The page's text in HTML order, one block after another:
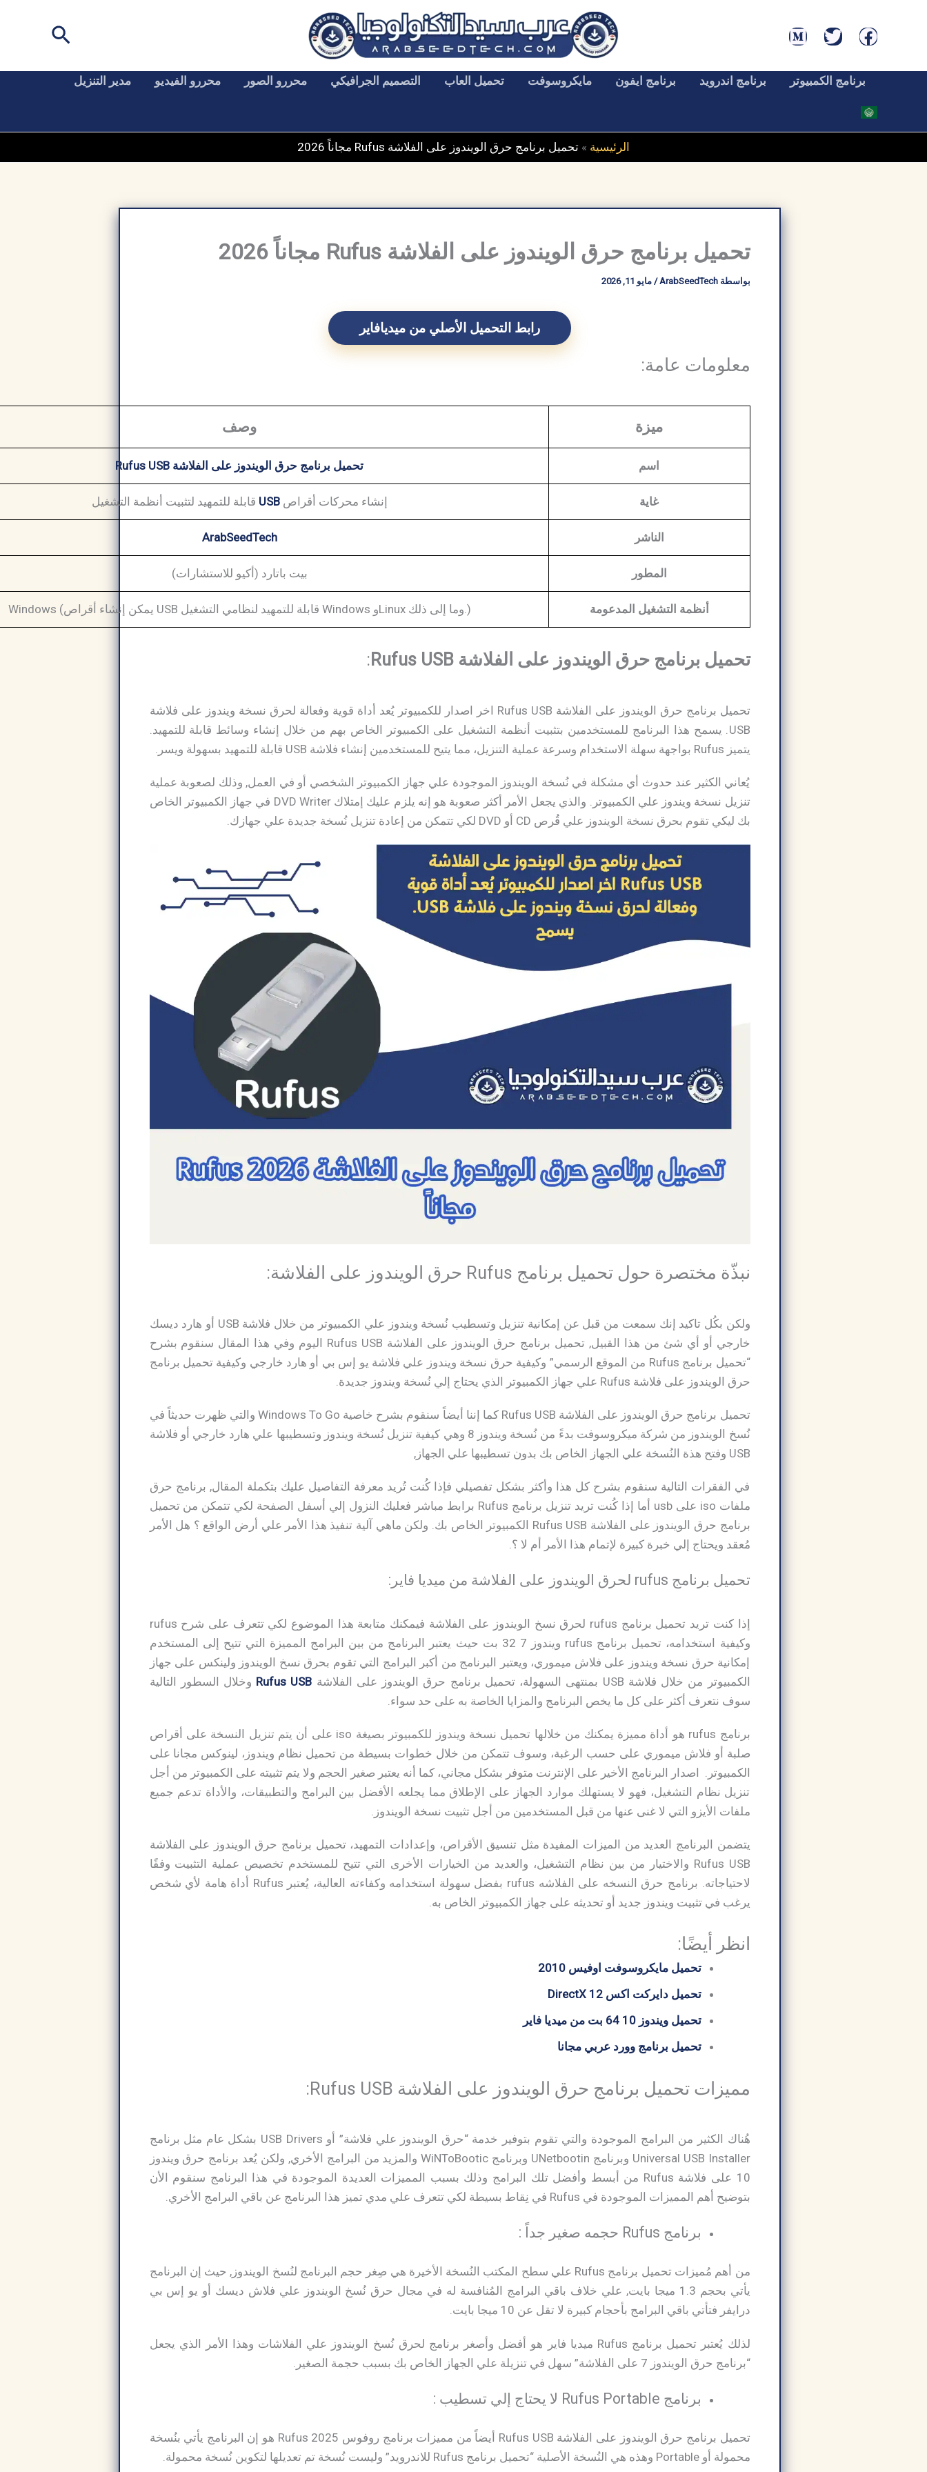
البحث
برنامج الكمبيوتر برنامج اندرويد برنامج ايفون مايكروسوفت تحميل العاب التصميم الجرافيكي محررو الصور محررو الفيديو مدير التنزيل
الرئيسية » تحميل برنامج حرق الويندوز على الفلاشة Rufus مجاناً 2026
تحميل برنامج حرق الويندوز على الفلاشة Rufus مجاناً 2026
بواسطة ArabSeedTech
/مايو 11, 2026
رابط التحميل الأصلي من ميديافاير
معلومات عامة:
ميزة وصف
اسم تحميل برنامج حرق الويندوز على الفلاشة Rufus USB
غاية إنشاء محركات أقراصUSB قابلة للتمهيد لتثبيت أنظمة التشغيل
الناشر ArabSeedTech
المطور بيت باتارد (أكيو للاستشارات)
أنظمة التشغيل المدعومة Windows (يمكن إنشاء أقراص USB قابلة للتمهيد لنظامي التشغيل Windows وLinux وما إلى ذلك.)
تحميل برنامج حرق الويندوز على الفلاشة Rufus USB :
تحميل برنامج حرق الويندوز على الفلاشة Rufus USB اخر اصدار للكمبيوتر يُعد أداة قوية وفعالة لحرق نسخة ويندوز على فلاشة
USB. يسمح هذا البرنامج للمستخدمين بتثبيت أنظمة التشغيل على الكمبيوتر الخاص بهم من خلال إنشاء وسائط قابلة للتمهيد.
يتميز Rufus بواجهة سهلة الاستخدام وسرعة عملية التنزيل، مما يتيح للمستخدمين إنشاء فلاشة USB قابلة للتمهيد بسهولة ويسر.
يُعاني الكثير عند حدوث أي مشكلة في نُسخة الويندوز الموجودة علي جهاز الكمبيوتر الشخصي أو في العمل, وذلك لصعوبة عملية
تنزيل نسخة ويندوز علي الكمبيوتر. والذي يجعل الأمر أكثر صعوبة هو إنه يلزم عليك إمتلاك DVD Writer في جهاز الكمبيوتر الخاص
بك ليكي تقوم بحرق نسخة الويندوز علي قُرص CD أو DVD لكي تتمكن من إعادة تنزيل نُسخة جديدة علي جهازك.
نبذّة مختصرة حول تحميل برنامج Rufus حرق الويندوز على الفلاشة:
ولكن بكُل تاكيد إنك سمعت من قبل عن إمكانية تنزيل وتسطيب نُسخة ويندوز علي الكمبيوتر من خلال فلاشة USB أو هارد ديسك
خارجي أو أي شئ من هذا القبيل, تحميل برنامج حرق الويندوز على الفلاشة Rufus USB اليوم وفي هذا المقال سنقوم بشرح
“تحميل برنامج Rufus من الموقع الرسمي” وكيفية حرق نسخة ويندوز علي فلاشة يو إس بي أو هارد خارجي وكيفية تحميل برنامج
حرق الويندوز على فلاشة Rufus علي جهاز الكمبيوتر الذي يحتاج إلي نُسخة ويندوز جديدة.
تحميل برنامج حرق الويندوز على الفلاشة Rufus USB كما إننا أيضاً سنقوم بشرح خاصية Windows To Go والتي ظهرت حديثاً في
نُسخ الويندوز من شركة ميكروسوفت بدءً من نُسخة ويندوز 8 وهي كيفية تنزيل نُسخة ويندوز وتسطيبها علي هارد خارجي أو فلاشة
USB وفتح هذة النُسخة علي الجهاز الخاص بك بدون تسطيبها علي الجهاز,
في الفقرات التالية سنقوم بشرح كل هذا وأكثر بشكل تفصيلي فإذا كُنت تُريد معرفة التفاصيل عليك بتكملة المقال, برنامج حرق
ملفات iso على usb أما إذا كُنت تريد تنزيل برنامج Rufus برابط مباشر فعليك النزول إلي أسفل الصفحة لكي تتمكن من تحميل
برنامج حرق الويندوز على الفلاشة Rufus USB الكمبيوتر الخاص بك. ولكن ماهي آلية تنفيذ هذا الأمر علي أرض الواقع ؟ هل الأمر
مُعقد ويحتاج إلي خبرة كبيرة لإتمام هذا الأمر أم لا ؟.
تحميل برنامج rufus لحرق الويندوز على الفلاشة من ميديا فاير:
إذا كنت تريد تحميل برنامج rufus لحرق نسخ الويندوز على الفلاشة فيمكنك متابعة هذا الموضوع لكي تتعرف على شرح rufus
وكيفية استخدامه، تحميل برنامج rufus ويندوز 7 32 بت حيث يعتبر البرنامج من بين البرامج المميزة التي تتيح إلى المستخدم
إمكانية حرق نسخة ويندوز على فلاش ميموري، ويعتبر البرنامج من أكبر البرامج التي تقوم بحرق نسخ الويندوز ولينكس على جهاز
الكمبيوتر من خلال فلاشة USB بمنتهى السهولة، تحميل برنامج حرق الويندوز على الفلاشة
Rufus USB وخلال السطور التالية
سوف نتعرف أكثر على كل ما يخص البرنامج والمزايا الخاصة به على حد سواء.
برنامج rufus هو أداة مميزة يمكنك من خلالها تحميل نسخة ويندوز للكمبيوتر بصيغة iso على أن يتم تنزيل النسخة على أقراص
صلبة أو فلاش ميموري على حسب الرغبة، وسوف تتمكن من خلال خطوات بسيطة من تحميل نظام ويندوز، لينوكس مجانا على
الكمبيوتر. اصدار البرنامج الأخير على الإنترنت متوفر بشكل مجاني، كما أنه يعتبر صغير الحجم ولا يتم تثبيته على الكمبيوتر من أجل
تنزيل نظام التشغيل، فهو لا يستهلك موارد الجهاز على الإطلاق مما يجلعه الأفضل بين البرامج والتطبيقات، والأداة تدعم جميع
ملفات الأيزو التي لا غنى عنها من قبل المستخدمين من أجل تثبيت نسخة الويندوز.
يتضمن البرنامج العديد من الميزات المفيدة مثل تنسيق الأقراص، وإعدادات التمهيد، تحميل برنامج حرق الويندوز على الفلاشة
Rufus USB والاختيار من بين نظام التشغيل، والعديد من الخيارات الأخرى التي تتيح للمستخدم تخصيص عملية التثبيت وفقًا
لاحتياجاته. برنامج حرق النسخه على الفلاشه rufus بفضل سهولة استخدامه وكفاءته العالية، يُعتبر Rufus أداة هامة لأي شخص
يرغب في تثبيت ويندوز جديد أو تحديثه على جهاز الكمبيوتر الخاص به.
انظر أيضًا:
تحميل مايكروسوفت اوفيس 2010
تحميل دايركت اكس 12 DirectX
تحميل ويندوز 10 64 بت من ميديا ​​فاير
تحميل برنامج وورد عربي مجانا
مميزات تحميل برنامج حرق الويندوز على الفلاشة Rufus USB:
هُناك الكثير من البرامج الموجودة والتي تقوم بتوفير خدمة “حرق الويندوز علي فلاشة” أو USB Drivers بشكل عام مثل برنامج
Universal USB Installer وبرنامج UNetbootin وبرنامج WiNToBootic والمزيد من البرامج الأخري, ولكن يُعد برنامج حرق ويندوز
10 على فلاشة Rufus من أبسط وأفضل تلك البرامج وذلك بسبب المميزات العديدة الموجودة في هذا البرنامج سنقوم الأن
بتوضيح أهم المميزات الموجودة في Rufus في نِقاط بسيطة لكي تتعرف علي مدي تميز هذا البرنامج عن باقي البرامج الأخري.
برنامج Rufus حجمه صغير جداً :
من أهم مُميزات تحميل برنامج Rufus علي سطح المكتب النُسخة الأخيرة هي صِغر حجم البرنامج لنُسخ الويندوز, حيث إن البرنامج
يأتي بحجم 1.3 ميجا بايت, علي خلاف باقي البرامج المُنافسة له في مجال حرق نُسخ الويندوز علي فلاش ديسك أو يو إس بي
درايفر فتأتي باقي البرامج بأحجام كبيرة لا تقل عن 10 ميجا بايت.
لذلك يُعتبر تحميل برنامج Rufus ميديا فاير هو أفضل وأصغر برنامج لحرق نُسخ الويندوز علي الفلاشات وهذا الأمر الذي يجعل
“برنامج حرق الويندوز 7 على الفلاشة” سهل في تنزيلة علي الجهاز الخاص بك بسبب حجمة الصغير.
برنامج Rufus Portable لا يحتاج إلي تسطيب :
تحميل برنامج حرق الويندوز على الفلاشة Rufus USB أيضاً من مميزات برنامج روفوس Rufus 2025 هو إن البرنامج يأتي بنُسخة
محمولة أو Portable وهذه هي النُسخة الأصلية “تحميل برنامج Rufus للاندرويد” وليست نُسخة تم تعديلها لتكوين نُسخة محمولة.